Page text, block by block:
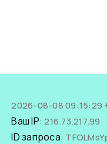
2026-08-08 09:15:29
Ваш IP:216.73.217.99
ID запроса: